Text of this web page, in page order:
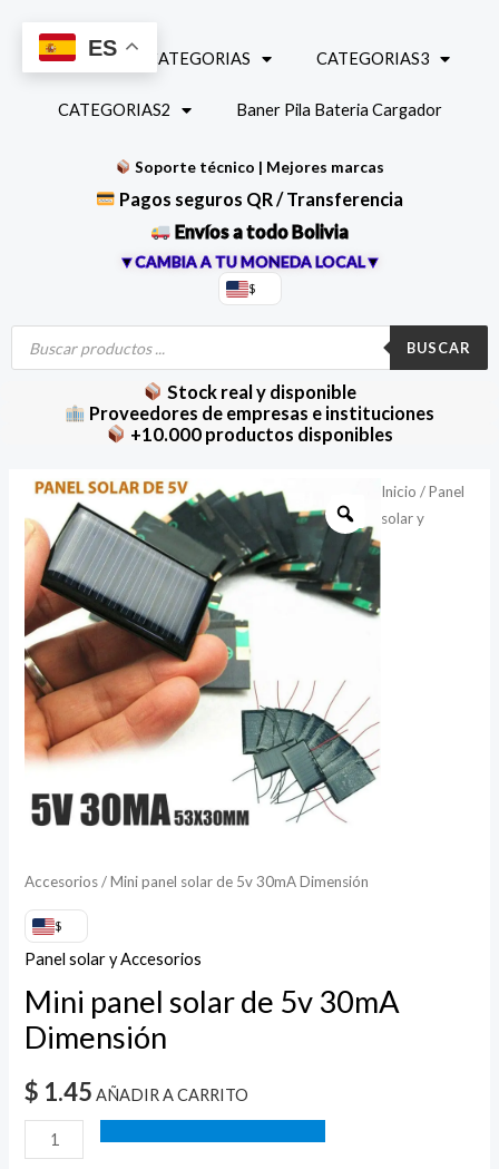
contenido
INICIO CATEGORIAS CATEGORIAS3
CATEGORIAS2 Baner Pila Bateria Cargador
Soporte técnico | Mejores marcas
Pagos seguros QR / Transferencia
Envíos a todo Bolivia
▼CAMBIA A TU MONEDA LOCAL▼
$
Búsqueda
productos
BUSCAR
Stock real y disponible
Proveedores de empresas e instituciones
+10.000 productos disponibles
Inicio /Panel
solar y
Accesorios/ Mini panel solar de 5v 30mA Dimensión
$
Panel solar y Accesorios
Mini panel solar de 5v 30mA
Dimensión
$ 1.45 AÑADIR A CARRITO
Mini
panel
solar
de
5v
30mA
Dimensión
cantidad
ES